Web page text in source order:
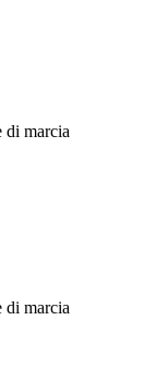
di marcia
di marcia